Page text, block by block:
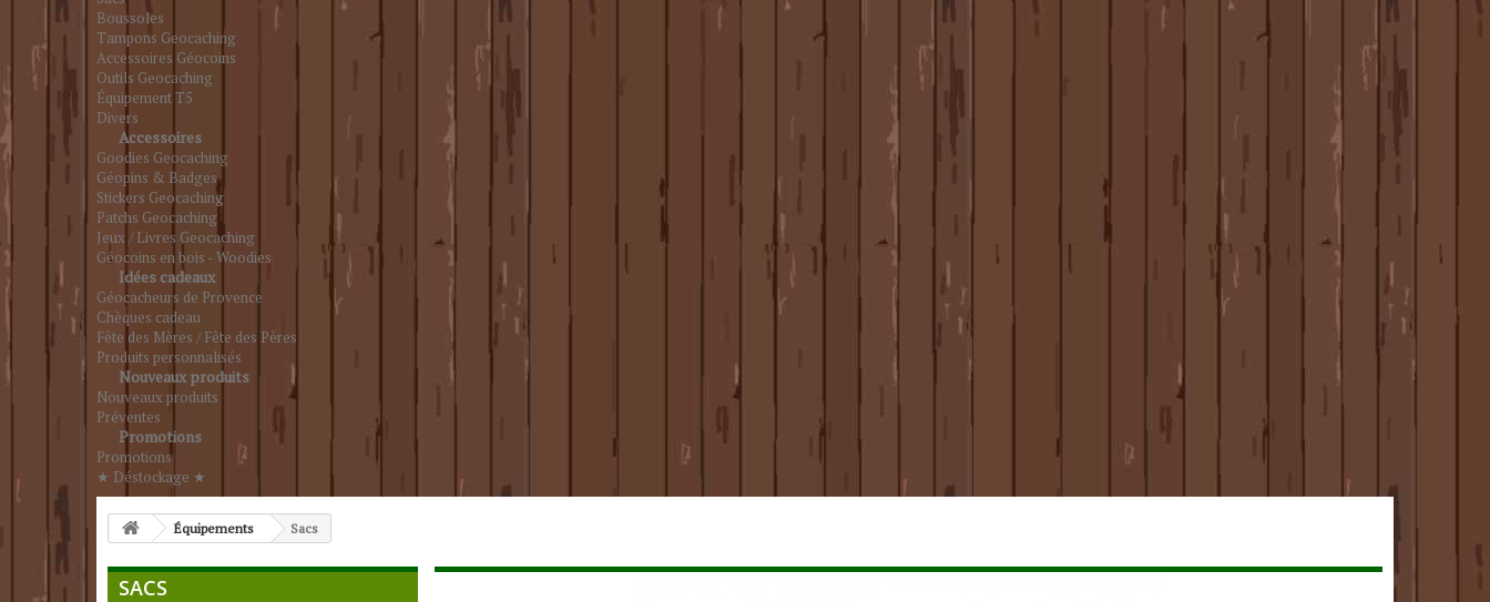
Boussoles
Tampons Geocaching
Accessoires Géocoins
Outils Geocaching
Équipement T5
Divers
Accessoires
Goodies Geocaching
Géopins & Badges
Stickers Geocaching
Patchs Geocaching
Jeux / Livres Geocaching
Géocoins en bois - Woodies
Idées cadeaux
Géocacheurs de Provence
Chèques cadeau
Fête des Mères / Fête des Pères
Produits personnalisés
Nouveaux produits
Nouveaux produits
Préventes
Promotions
Promotions
★ Déstockage ★
Équipements Sacs
SACS